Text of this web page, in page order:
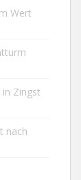
Wert
Zingst
nach